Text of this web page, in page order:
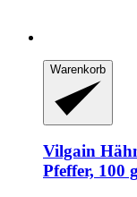
Warenkorb
Vilgain
Pfeffer, 100